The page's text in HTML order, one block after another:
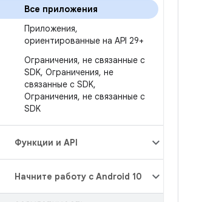
Все приложения
Приложения,
ориентированные на API 29+
Ограничения, не связанные с
SDK, Ограничения, не
связанные с SDK,
Ограничения, не связанные с
SDK
Функции и API
Начните работу с Android 10